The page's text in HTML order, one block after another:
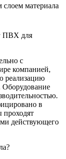
материала
ПВХ для
с
компанией,
реализацию
Оборудование
в
проходят
действующего